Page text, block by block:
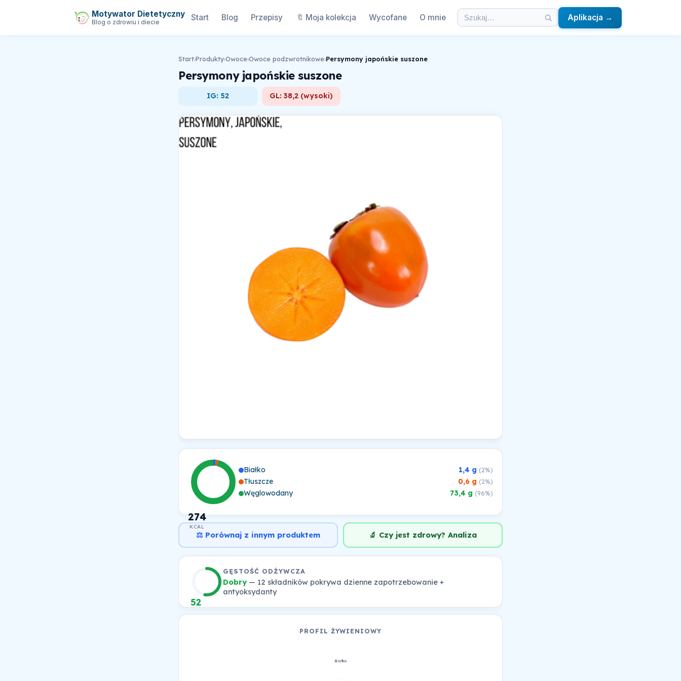
Motywator Dietetyczny
Blog o zdrowiu i diecie Start Blog Przepisy 🔖 Moja kolekcja Wycofane O mnie Aplikacja →
Start›Produkty›Owoce›Owoce podzwrotnikowe›Persymony japońskie suszone
Persymony japońskie suszone
IG: 52 GL: 38,2 (wysoki)
274
KCAL
Białko 1,4 g (2%)
Tłuszcze 0,6 g (2%)
Węglowodany 73,4 g (96%)
⚖️ Porównaj z innym produktem 🔬 Czy jest zdrowy? Analiza
52
GĘSTOŚĆ ODŻYWCZA
Dobry— 12 składników pokrywa dzienne zapotrzebowanie +
antyoksydanty
PROFIL ŻYWIENIOWY
Białko